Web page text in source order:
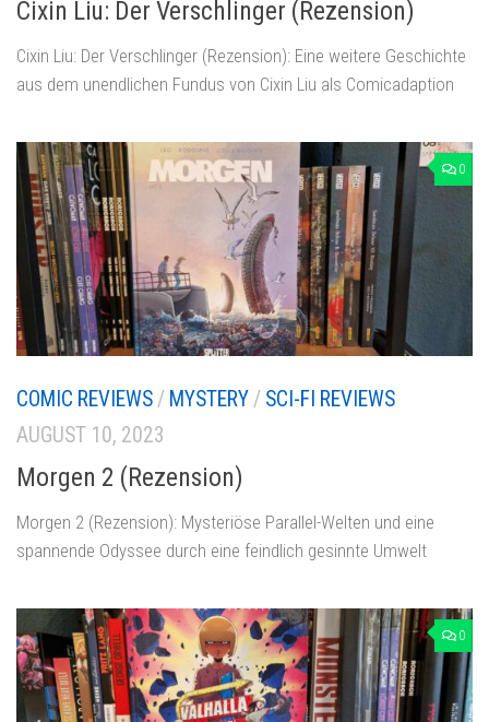
Cixin Liu: Der Verschlinger (Rezension)
Cixin Liu: Der Verschlinger (Rezension): Eine weitere Geschichte
aus dem unendlichen Fundus von Cixin Liu als Comicadaption
0
COMIC REVIEWS / MYSTERY / SCI-FI REVIEWS
AUGUST 10, 2023
Morgen 2 (Rezension)
Morgen 2 (Rezension): Mysteriöse Parallel-Welten und eine
spannende Odyssee durch eine feindlich gesinnte Umwelt
0